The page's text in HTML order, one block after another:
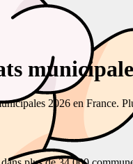
2026 en France.